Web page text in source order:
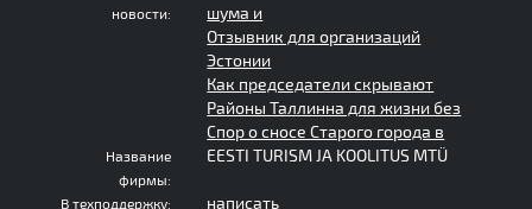
новости:
шума и
Отзывник для организаций
Эстонии
Как председатели скрывают
Районы Таллинна для жизни без
Спор о сносе Старого города в
Название
фирмы:
EESTI TURISM JA KOOLITUS MTÜ
В техподдержку: написать